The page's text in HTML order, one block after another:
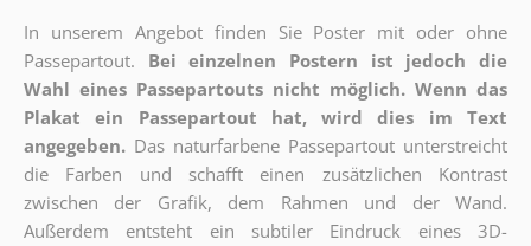
In unserem Angebot finden Sie Poster mit oder ohne
Passepartout.
Bei einzelnen Postern ist jedoch die
Wahl eines Passepartouts nicht möglich. Wenn das
Plakat ein Passepartout hat, wird dies im Text
angegeben. Das naturfarbene Passepartout unterstreicht
die Farben und schafft einen zusätzlichen Kontrast
zwischen der Grafik, dem Rahmen und der Wand.
Außerdem entsteht ein subtiler Eindruck eines 3D-